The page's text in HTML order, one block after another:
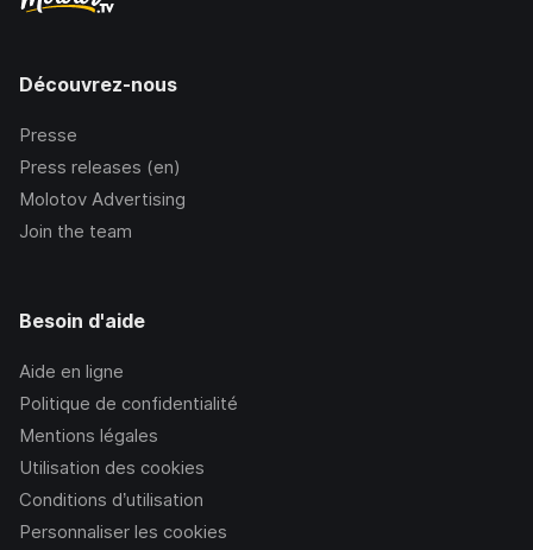
Découvrez-nous
Presse
Press releases (en)
Molotov Advertising
Join the team
Besoin d'aide
Aide en ligne
Politique de confidentialité
Mentions légales
Utilisation des cookies
Conditions d’utilisation
Personnaliser les cookies